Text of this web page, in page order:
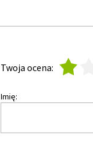
Twoja ocena:
Imię: